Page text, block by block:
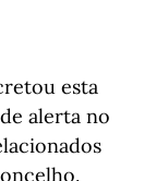
esta
alerta no